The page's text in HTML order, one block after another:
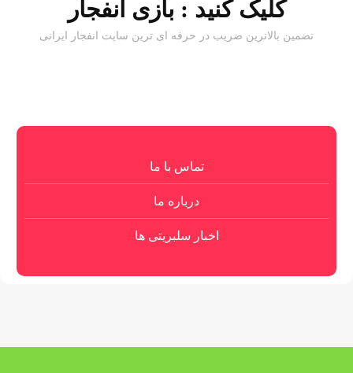
کلیک کنید : بازی انفجار
تضمین بالاترین ضریب در حرفه ای ترین سایت انفجار ایرانی
تماس با ما
درباره ما
اخبار سلبریتی ها